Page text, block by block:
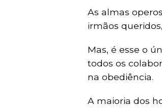
As almas
irmãos
Mas, é esse o
todos os
na obediência.
A maioria dos